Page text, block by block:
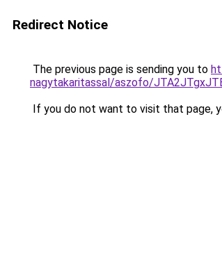
Redirect Notice
The previous page is sending you to
nagytakaritassal/aszofo/
If you do not want to visit that page,